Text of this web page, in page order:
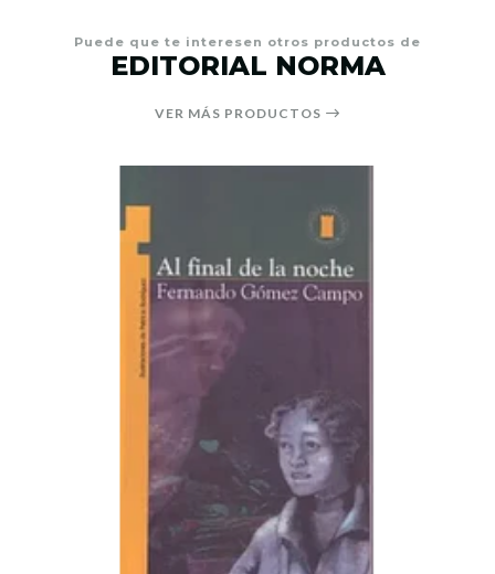
Puede que te interesen otros productos de
EDITORIAL NORMA
VER MÁS PRODUCTOS